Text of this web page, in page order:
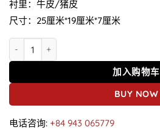
衬里：牛皮/猪皮
尺寸：25厘米*19厘米*7厘米
T241G Luca斜挎包鳄鱼皮手提包 数量
加入购物车
BUY NOW
电话咨询: +84 943 065779